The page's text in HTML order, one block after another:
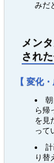
みだ
メン
され
【 変化
ら帰
を見
って
り替